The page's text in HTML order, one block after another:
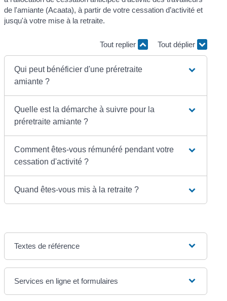
de l'amiante (Acaata), à partir de votre cessation d’activité et
jusqu'à votre mise à la retraite.
Tout replier Tout déplier
Qui peut bénéficier d'une préretraite
amiante ?
Quelle est la démarche à suivre pour la
préretraite amiante ?
Comment êtes-vous rémunéré pendant votre
cessation d'activité ?
Quand êtes-vous mis à la retraite ?
Textes de référence
Services en ligne et formulaires